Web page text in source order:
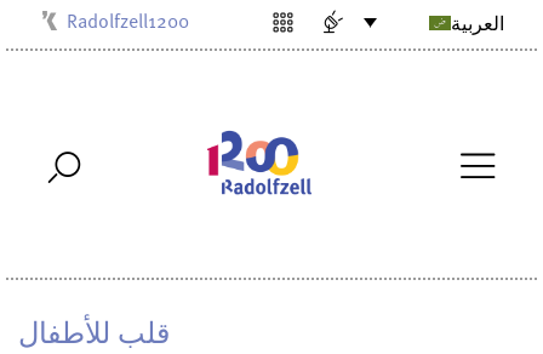
Musikschule
Stadtbibliothek
Villa Bosch
Radolfzell1200 العربية
قلب للأطفال